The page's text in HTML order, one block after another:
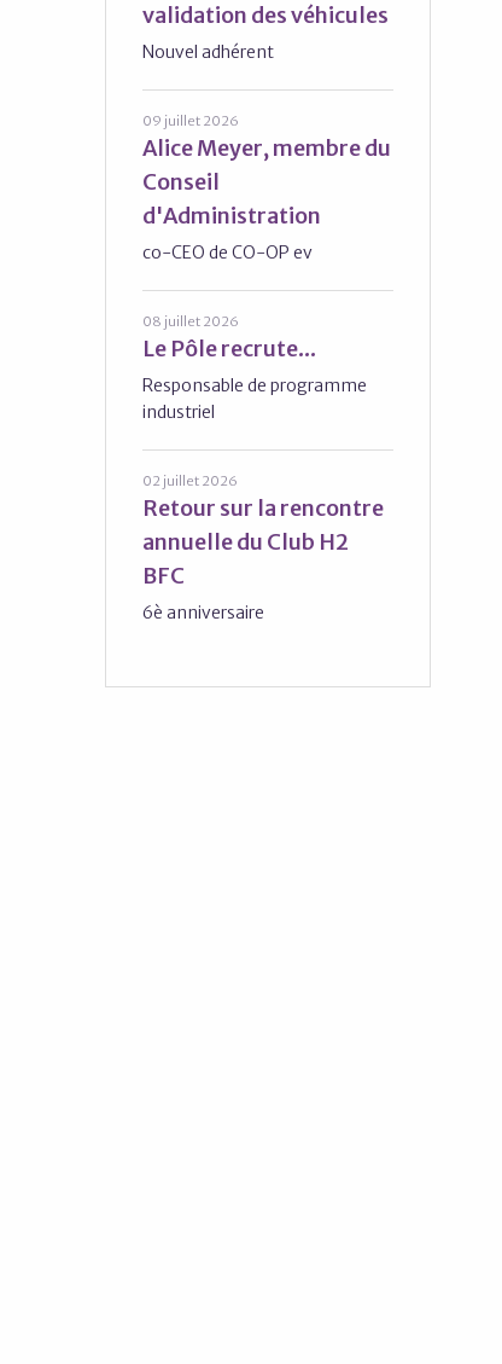
validation des véhicules
Nouvel adhérent
09 juillet 2026
Alice Meyer, membre du
Conseil
d'Administration
co-CEO de CO-OP ev
08 juillet 2026
Le Pôle recrute...
Responsable de programme
industriel
02 juillet 2026
Retour sur la rencontre
annuelle du Club H2
BFC
6è anniversaire